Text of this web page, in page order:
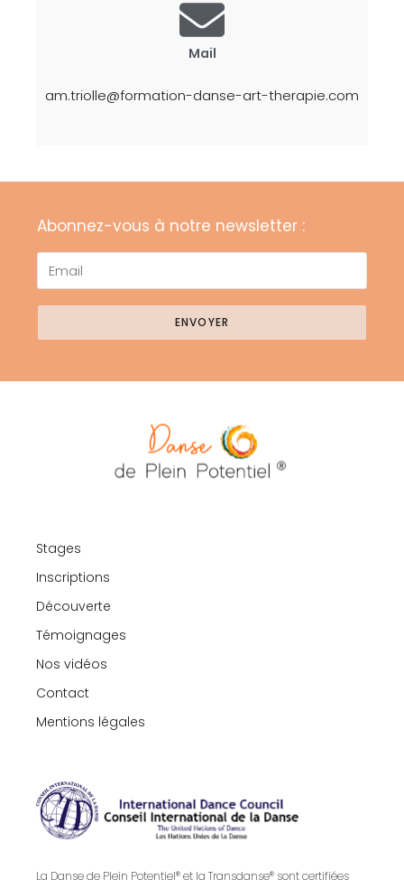
Mail
am.triolle@formation-danse-art-therapie.com
Abonnez-vous à notre newsletter :
ENVOYER
Stages
Inscriptions
Découverte
Témoignages
Nos vidéos
Contact
Mentions légales
La Danse de Plein Potentiel® et la Transdanse® sont certifiées